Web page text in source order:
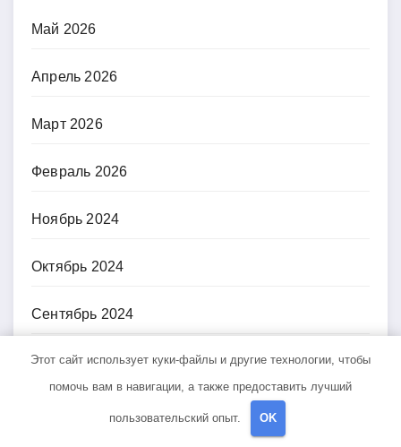
Май 2026
Апрель 2026
Март 2026
Февраль 2026
Ноябрь 2024
Октябрь 2024
Сентябрь 2024
Июнь 2024
Этот сайт использует куки-файлы и другие технологии, чтобы
помочь вам в навигации, а также предоставить лучший
пользовательский опыт. OK